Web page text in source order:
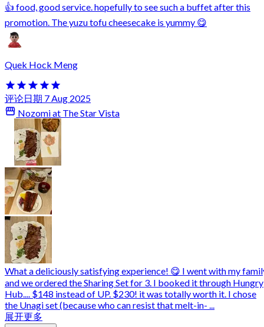
👍 food, good service. hopefully to see such a buffet after this
promotion. The yuzu tofu cheesecake is yummy 😋
Quek Hock Meng
评论日期 7 Aug 2025
Nozomi at The Star Vista
What a deliciously satisfying experience! 😋 I went with my
and we ordered the Sharing Set for 3. I booked it through Hungry
Hub.... $148 instead of UP. $230! it was totally worth it. I chose
the Unagi set (because who can resist that melt-in- ...
展开更多